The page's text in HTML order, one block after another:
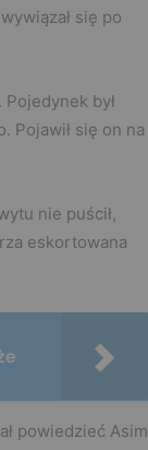
się po
był
Pojawił się on na
nie puścił,
eskortowana
powiedzieć Asim